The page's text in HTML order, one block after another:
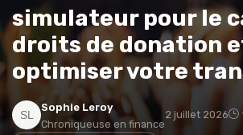
simulateur pour le
droits de donation
optimiser votre
Sophie Leroy
Chroniqueuse en finance
2 juillet 2026